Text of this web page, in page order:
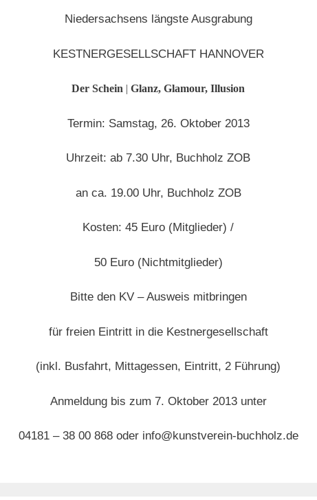
Niedersachsens längste Ausgrabung
KESTNERGESELLSCHAFT HANNOVER
Der Schein | Glanz, Glamour, Illusion
Termin: Samstag, 26. Oktober 2013
Uhrzeit: ab 7.30 Uhr, Buchholz ZOB
an ca. 19.00 Uhr, Buchholz ZOB
Kosten: 45 Euro (Mitglieder) /
50 Euro (Nichtmitglieder)
Bitte den KV – Ausweis mitbringen
für freien Eintritt in die Kestnergesellschaft
(inkl. Busfahrt, Mittagessen, Eintritt, 2 Führung)
Anmeldung bis zum 7. Oktober 2013 unter
04181 – 38 00 868 oder info@kunstverein-buchholz.de